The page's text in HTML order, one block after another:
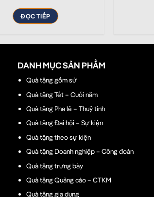
ĐỌC TIẾP
DANH MỤC SẢN PHẨM
Quà tặng gốm sứ
Quà tặng Tết – Cuối năm
Quà tặng Pha lê – Thuỷ tinh
Quà tặng Đại hội – Sự kiện
Quà tặng theo sự kiện
Quà tặng Doanh nghiệp – Công đoàn
Quà tặng trưng bày
Quà tặng Quảng cáo – CTKM
Quà tặng gia dụng